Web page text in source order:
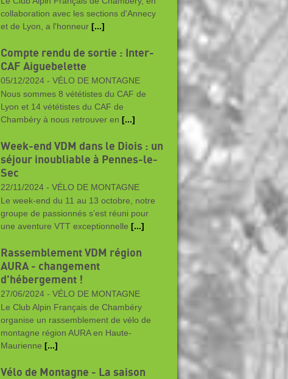
collaboration avec les sections d'Annecy
et de Lyon, a l'honneur [...]
Compte rendu de sortie : Inter-
CAF Aiguebelette
05/12/2024 - VÉLO DE MONTAGNE
Nous sommes 8 vététistes du CAF de
Lyon et 14 vététistes du CAF de
Chambéry à nous retrouver en [...]
Week-end VDM dans le Diois : un
séjour inoubliable à Pennes-le-
Sec
22/11/2024 - VÉLO DE MONTAGNE
Le week-end du 11 au 13 octobre, notre
groupe de passionnés s’est réuni pour
une aventure VTT exceptionnelle [...]
Rassemblement VDM région
AURA - changement
d'hébergement !
27/06/2024 - VÉLO DE MONTAGNE
Le Club Alpin Français de Chambéry
organise un rassemblement de vélo de
montagne région AURA en Haute-
Maurienne [...]
Vélo de Montagne - La saison